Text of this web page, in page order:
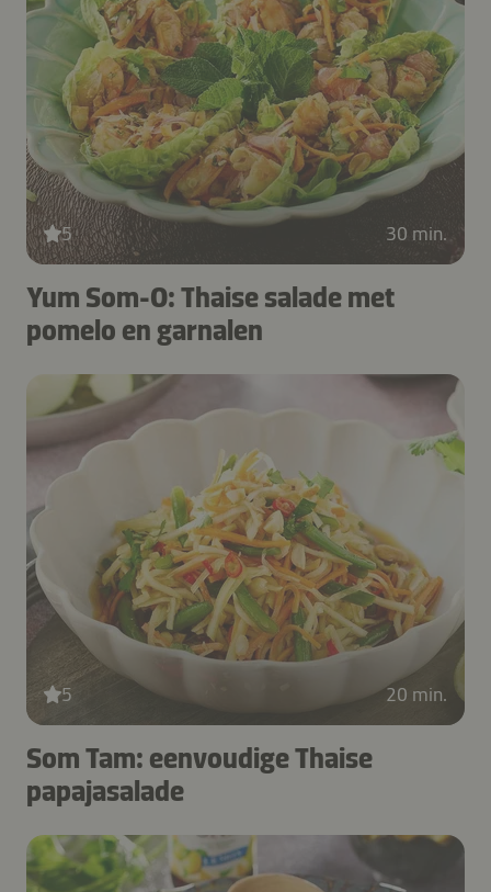
5 30 min.
Yum Som-O: Thaise salade met
pomelo en garnalen
5 20 min.
Som Tam: eenvoudige Thaise
papajasalade